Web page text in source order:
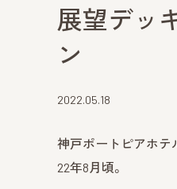
展望デッ
ン
2022.05.18
神戸ポートピアホテ
22年8月頃。